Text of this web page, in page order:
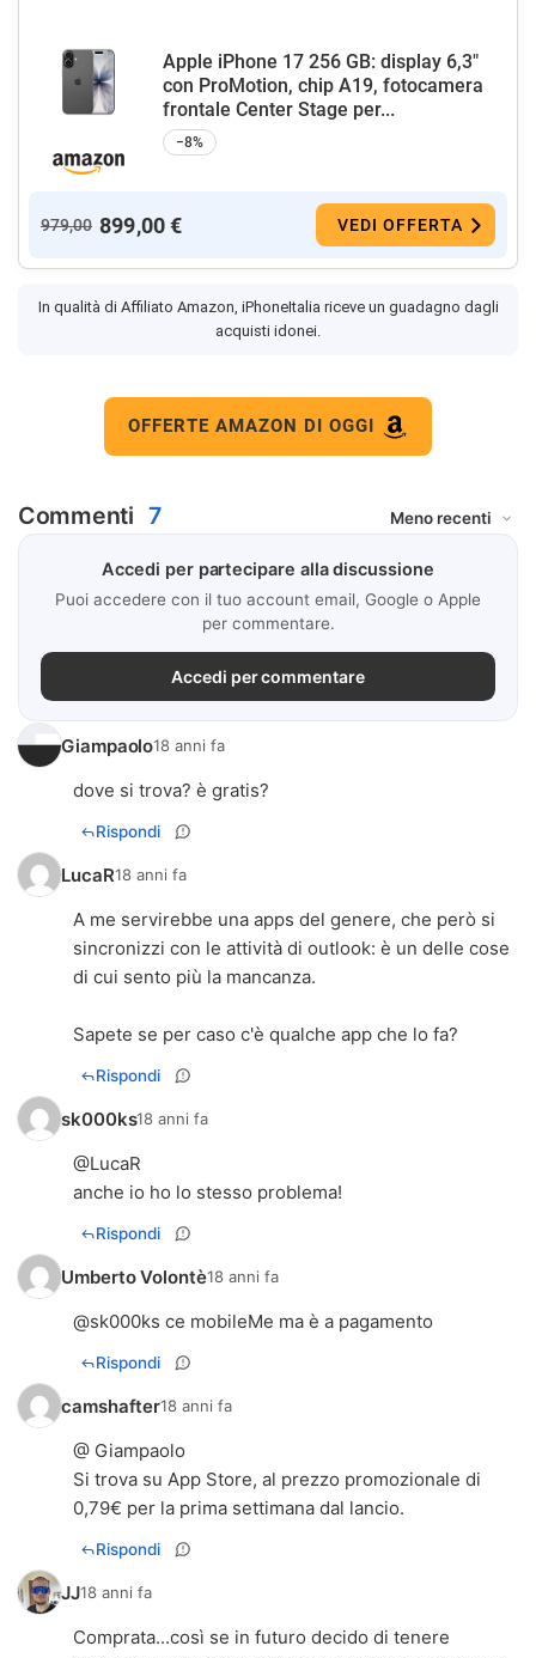
Apple iPhone 17 256 GB: display 6,3"
con ProMotion, chip A19, fotocamera
frontale Center Stage per...
−8%
979,00 899,00 € VEDI OFFERTA
In qualità di Affiliato Amazon, iPhoneItalia riceve un guadagno dagli
acquisti idonei.
OFFERTE AMAZON DI OGGI
Commenti 7
Accedi per partecipare alla discussione
Puoi accedere con il tuo account email, Google o Apple
per commentare.
Accedi per commentare
Giampaolo18 anni fa
dove si trova? è gratis?
Rispondi
LucaR18 anni fa
A me servirebbe una apps del genere, che però si
sincronizzi con le attività di outlook: è un delle cose
di cui sento più la mancanza.
Sapete se per caso c'è qualche app che lo fa?
Rispondi
sk000ks18 anni fa
@LucaR
anche io ho lo stesso problema!
Rispondi
Umberto Volontè18 anni fa
@sk000ks ce mobileMe ma è a pagamento
Rispondi
camshafter18 anni fa
@ Giampaolo
Si trova su App Store, al prezzo promozionale di
0,79€ per la prima settimana dal lancio.
Rispondi
JJ18 anni fa
Comprata...così se in futuro decido di tenere